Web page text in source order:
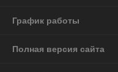
График работы
Полная версия сайта